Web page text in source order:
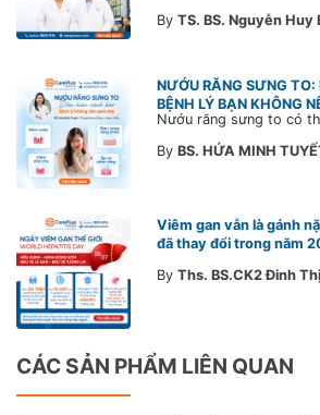
By TS. BS. Nguyễn Huy
NƯỚU RĂNG SƯNG
BỆNH LÝ BẠN KHÔNG
By BS. HỨA MINH
Viêm gan vẫn là gánh
đã thay đổi trong năm
By Ths. BS.CK2 Đinh
CÁC SẢN PHẨM LIÊN QUAN